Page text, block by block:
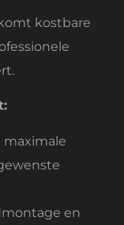
kostbare
maximale
en